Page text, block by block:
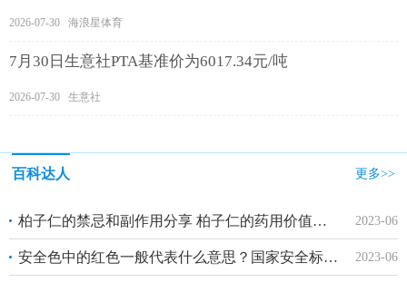
2026-07-30 海浪星体育
7月30日生意社PTA基准价为6017.34元/吨
2026-07-30 生意社
百科达人 更多>>
柏子仁的禁忌和副作用分享 柏子仁的药用价值和功效有哪些？ 2023-06
安全色中的红色一般代表什么意思？国家安全标准规定的安全色有哪几种？ 2023-06